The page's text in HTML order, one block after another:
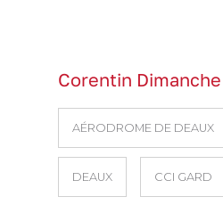
Corentin Dimanche
AÉRODROME DE DEAUX
DEAUX CCI GARD